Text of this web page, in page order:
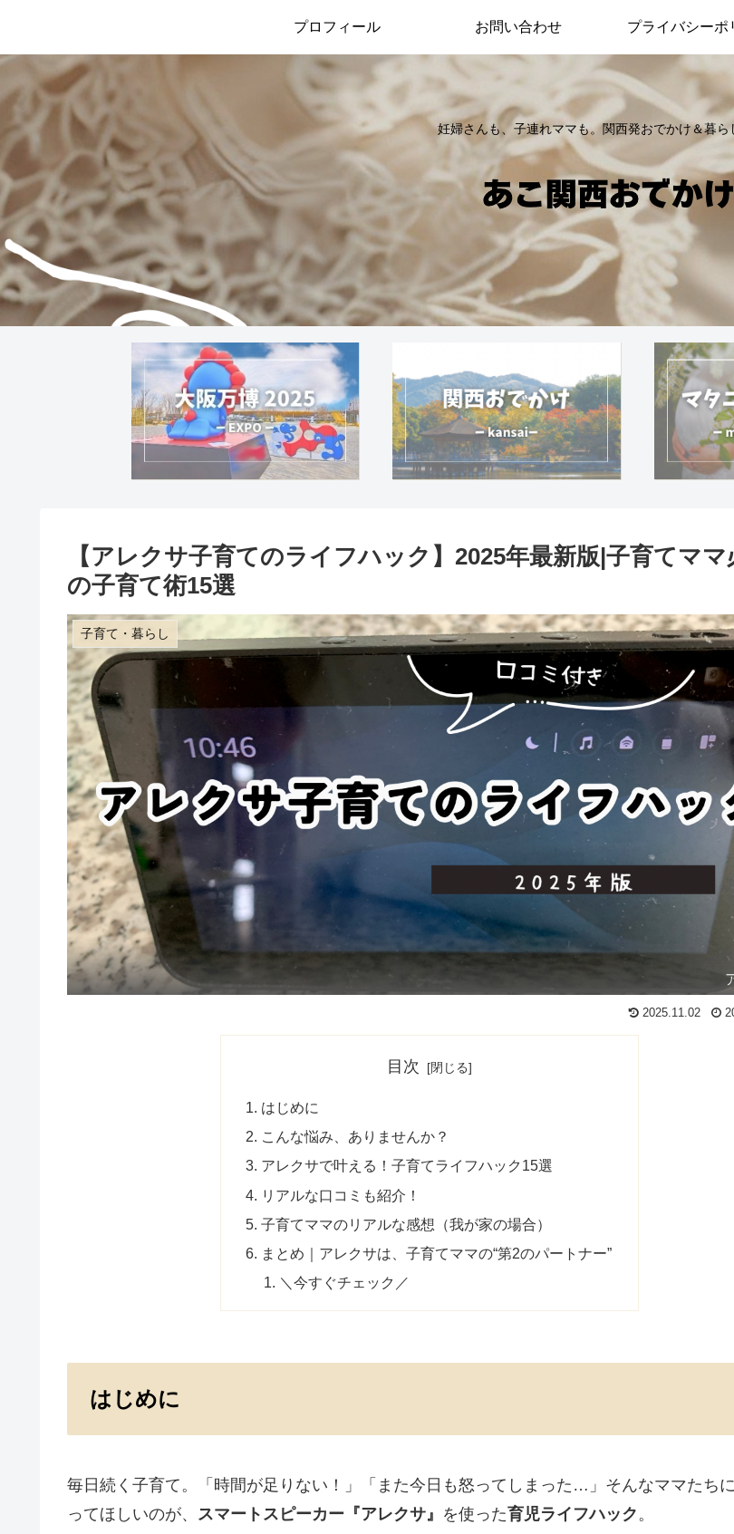
妊婦さんも、子連れママも。関西発おでかけ＆暮ら
プロフィール お問い合わせ プライバシーポ
【アレクサ子育てのライフハック】2025年最新版|子育てママ
の子育て術15選
子育て・暮らし
2025.11.02
目次
はじめに
こんな悩み、ありませんか？
アレクサで叶える！子育てライフハック15選
リアルな口コミも紹介！
子育てママのリアルな感想（我が家の場合）
まとめ｜アレクサは、子育てママの“第2のパートナー”
＼今すぐチェック／
はじめに
毎日続く子育て。「時間が足りない！」「また今日も怒ってしまった…」そんなママたち
ってほしいのが、 スマートスピーカー『アレクサ』 を使った育児ライフハック。